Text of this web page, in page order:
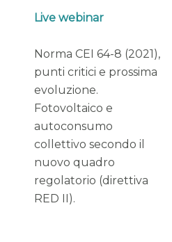
Live webinar
Norma CEI 64-8 (2021),
punti critici e prossima
evoluzione.
Fotovoltaico e
autoconsumo
collettivo secondo il
nuovo quadro
regolatorio (direttiva
RED II).